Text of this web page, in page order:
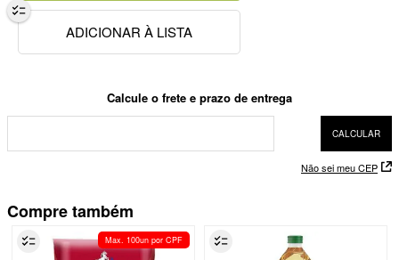
Não sei meu CEP
Compre também
Max. 100un por CPF